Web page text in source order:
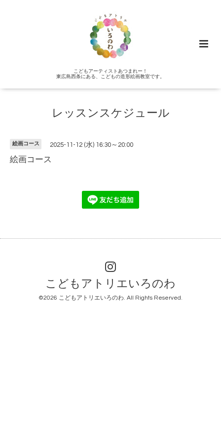
こどもアーティストあつまれー！
東広島西条にある、こどもの造形絵画教室です。
レッスンスケジュール
絵画コース 2025-11-12 (水) 16:30～20:00
絵画コース
こどもアトリエいろのわ
©2026 こどもアトリエいろのわ. All Rights Reserved.